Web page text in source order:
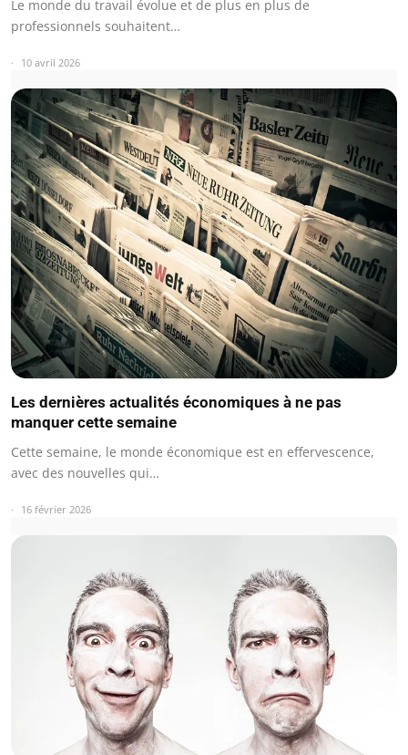
Le monde du travail évolue et de plus en plus de
professionnels souhaitent…
10 avril 2026
Les dernières actualités économiques à ne pas
manquer cette semaine
Cette semaine, le monde économique est en effervescence,
avec des nouvelles qui…
16 février 2026